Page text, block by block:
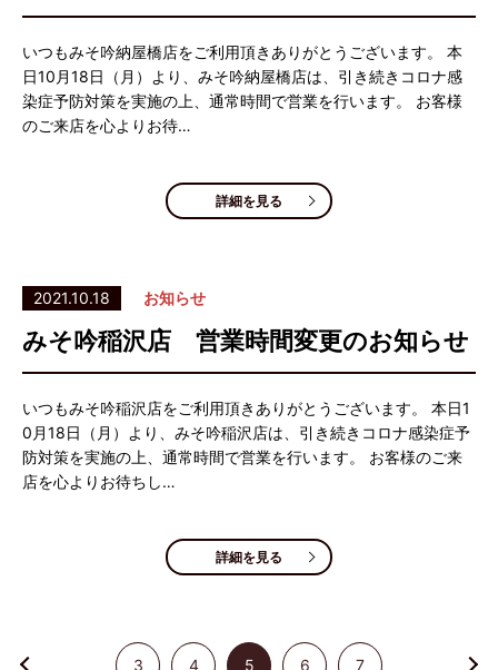
いつもみそ吟納屋橋店をご利用頂きありがとうございます。 本
日10月18日（月）より、みそ吟納屋橋店は、引き続きコロナ感
染症予防対策を実施の上、通常時間で営業を行います。 お客様
のご来店を心よりお待…
詳細を見る
2021.10.18 お知らせ
みそ吟稲沢店 営業時間変更のお知らせ
いつもみそ吟稲沢店をご利用頂きありがとうございます。 本日1
0月18日（月）より、みそ吟稲沢店は、引き続きコロナ感染症予
防対策を実施の上、通常時間で営業を行います。 お客様のご来
店を心よりお待ちし…
詳細を見る
3 4 5 6 7